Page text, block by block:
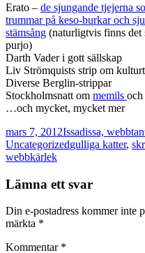
Erato – de sjungande tjejerna
trummar på keso-burkar och
stämsång (naturligtvis finns det
purjo)
Darth Vader i gott sällskap
Liv Strömquists strip om
Diverse Berglin-strippar
Stockholmsnatt om memils och
…och mycket, mycket mer
Postat
mars 7, 2012Författare
Issadissa,
UncategorizedTaggar
gulliga katter,
webbkärlek
Lämna ett svar
Din e-postadress kommer inte
märkta *
Kommentar *